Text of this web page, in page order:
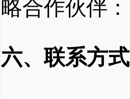
略合作伙伴：
六、联系方式